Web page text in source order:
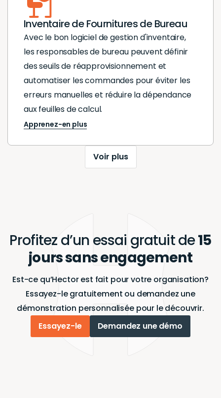
Inventaire de Fournitures de Bureau
Avec le bon logiciel de gestion d'inventaire,
les responsables de bureau peuvent définir
des seuils de réapprovisionnement et
automatiser les commandes pour éviter les
erreurs manuelles et réduire la dépendance
aux feuilles de calcul.
Apprenez-en plus
Voir plus
Profitez d’un essai gratuit de15
jours sans engagement
Est-ce qu’Hector est fait pour votre organisation?
Essayez-le gratuitement ou demandez une
démonstration personnalisée pour le découvrir.
Essayez-le
Demandez une démo